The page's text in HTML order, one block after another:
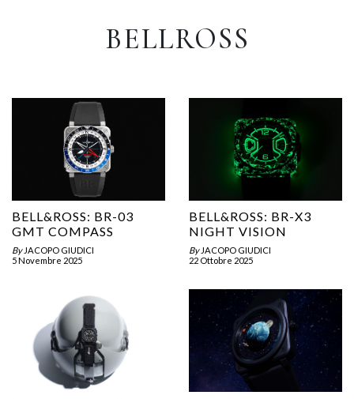
BELLROSS
BELL&ROSS: BR-03
GMT COMPASS
By JACOPO GIUDICI
5 Novembre 2025
BELL&ROSS: BR-X3
NIGHT VISION
By JACOPO GIUDICI
22 Ottobre 2025